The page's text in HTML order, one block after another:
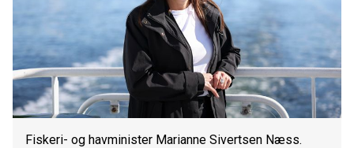
Fiskeri- og havminister Marianne Sivertsen Næss.